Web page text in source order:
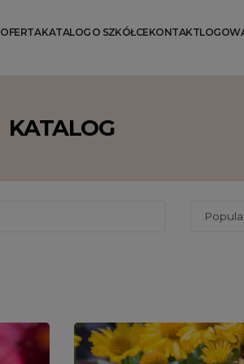
OFERTAKATALOG O SZKÓŁCEKONTAKT
KATALOG